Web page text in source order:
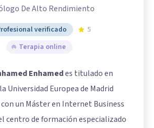
De Alto Rendimiento
verificado
5
Terapia online
Enhamedes titulado en
Universidad Europea de Madrid
con un Máster en Internet Business
centro de formación especializado